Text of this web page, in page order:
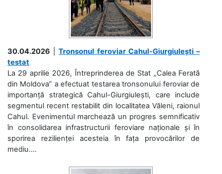
30.04.2026 |Tronsonul feroviar Cahul-Giurgiulești –
testat
La 29 aprilie 2026, Întreprinderea de Stat „Calea Ferată
din Moldova” a efectuat testarea tronsonului feroviar de
importanță strategică Cahul-Giurgiulești, care include
segmentul recent restabilit din localitatea Văleni, raionul
Cahul. Evenimentul marchează un progres semnificativ
în consolidarea infrastructurii feroviare naționale și în
sporirea rezilienței acesteia în fața provocărilor de
mediu....